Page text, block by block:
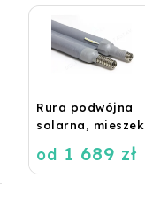
Rura podwójna
solarna, mieszek
od 1 689 zł